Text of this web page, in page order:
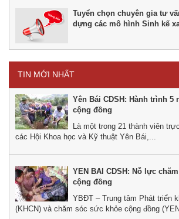
Tuyển chọn chuyên gia tư
dựng các mô hình Sinh kế
TIN MỚI NHẤT
Yên Bái CDSH: Hành trình 5
cộng đồng
Là một trong 21 thành viên
các Hội Khoa học và Kỹ thuật Yên Bái,...
YEN BAI CDSH: Nỗ lực
cộng đồng
YBĐT – Trung tâm Phát triển
(KHCN) và chăm sóc sức khỏe cộng đồng